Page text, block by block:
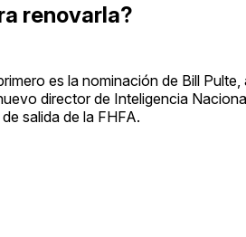
renovarla?
es la nominación de Bill
director de Inteligencia
salida de la FHFA.